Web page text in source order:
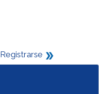
Registrarse